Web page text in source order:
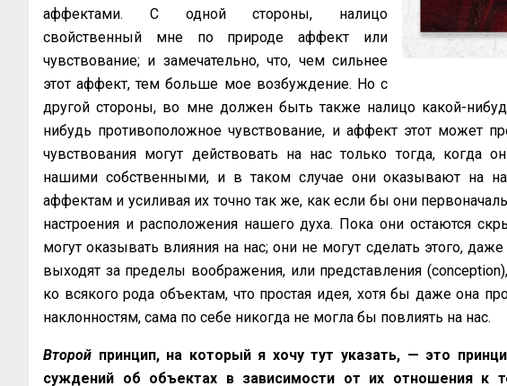
аффектами. С одной стороны, налицо
свойственный мне по природе аффект или
чувствование; и замечательно, что, чем сильнее
этот аффект, тем больше мое возбуждение. Но с
другой стороны, во мне должен быть также налицо какой-
нибудь противоположное чувствование, и аффект этот может
чувствования могут действовать на нас только тогда, когда
нашими собственными, и в таком случае они оказывают на
аффектам и усиливая их точно так же, как если бы они
настроения и расположения нашего духа. Пока они остаются
могут оказывать влияния на нас; они не могут сделать этого,
выходят за пределы воображения, или представления
ко всякого рода объектам, что простая идея, хотя бы даже она
наклонностям, сама по себе никогда не могла бы повлиять на нас.
Второй принцип, на который я хочу тут указать, — это
суждений об объектах в зависимости от их отношения